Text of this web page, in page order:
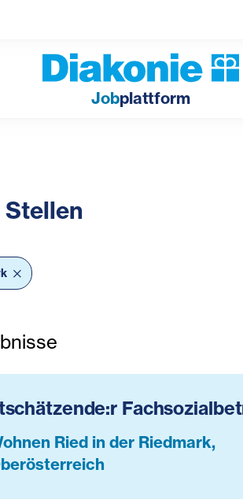
Jobplattform
Ried in der Riedmark,